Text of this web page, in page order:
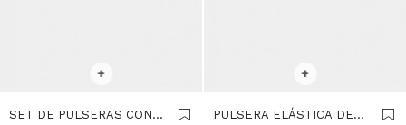
+
SET DE PULSERAS CON
+
PULSERA ELÁSTICA DE